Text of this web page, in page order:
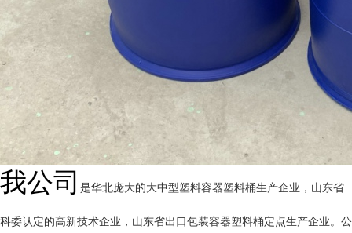
我公司 是华北庞大的大中型塑料容器塑料桶生产企业，山东省
科委认定的高新技术企业，山东省出口包装容器塑料桶定点生产企业。公